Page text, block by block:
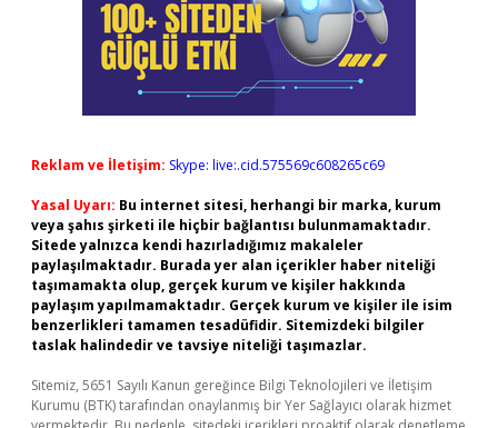
Reklam ve İletişim: Skype: live:.cid.575569c608265c69
Yasal Uyarı: Bu internet sitesi, herhangi bir marka, kurum
veya şahıs şirketi ile hiçbir bağlantısı bulunmamaktadır.
Sitede yalnızca kendi hazırladığımız makaleler
paylaşılmaktadır. Burada yer alan içerikler haber niteliği
taşımamakta olup, gerçek kurum ve kişiler hakkında
paylaşım yapılmamaktadır. Gerçek kurum ve kişiler ile isim
benzerlikleri tamamen tesadüfidir. Sitemizdeki bilgiler
taslak halindedir ve tavsiye niteliği taşımazlar.
Sitemiz, 5651 Sayılı Kanun gereğince Bilgi Teknolojileri ve İletişim
Kurumu (BTK) tarafından onaylanmış bir Yer Sağlayıcı olarak hizmet